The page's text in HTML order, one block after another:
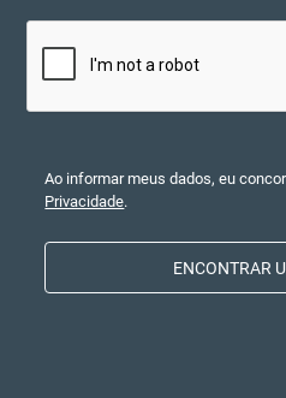
Ao informar meus dados, eu
Privacidade.
ENCONTRAR